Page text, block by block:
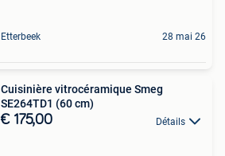
Etterbeek 28 mai 26
Cuisinière vitrocéramique Smeg
SE264TD1 (60 cm)
€ 175,00 Détails